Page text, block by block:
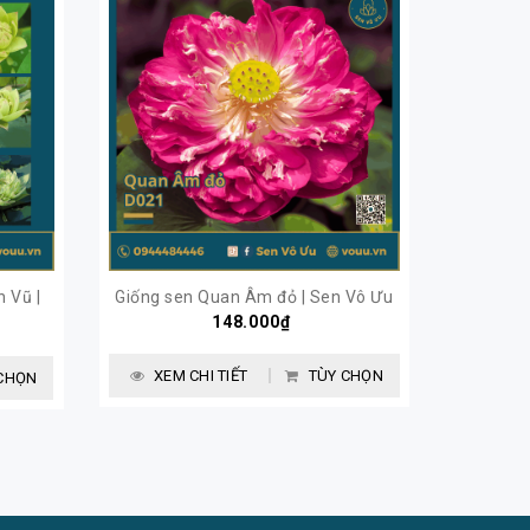
|
Giống sen Quan Âm đỏ | Sen Vô Ưu
148.000₫
XEM CHI TIẾT TÙY CHỌN